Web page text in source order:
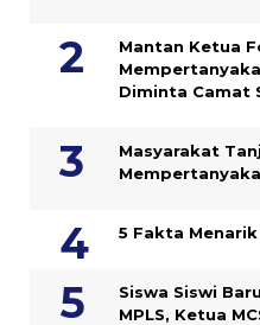
Mantan Ketua
Diminta Camat
Masyarakat
5 Fakta
Siswa Siswi
MPLS, Ketua